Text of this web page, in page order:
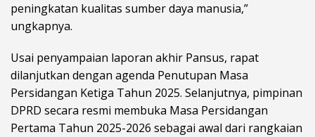
peningkatan kualitas sumber daya manusia,”
ungkapnya.
Usai penyampaian laporan akhir Pansus, rapat
dilanjutkan dengan agenda Penutupan Masa
Persidangan Ketiga Tahun 2025. Selanjutnya, pimpinan
DPRD secara resmi membuka Masa Persidangan
Pertama Tahun 2025-2026 sebagai awal dari rangkaian